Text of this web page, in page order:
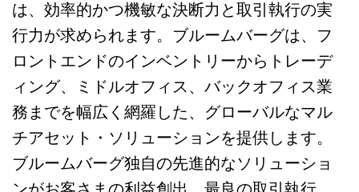
は、効率的かつ機敏な決断力と取引執行の実
行力が求められます。ブルームバーグは、フ
ロントエンドのインベントリーからトレーデ
ィング、ミドルオフィス、バックオフィス業
務までを幅広く網羅した、グローバルなマル
チアセット・ソリューションを提供します。
ブルームバーグ独自の先進的なソリューショ